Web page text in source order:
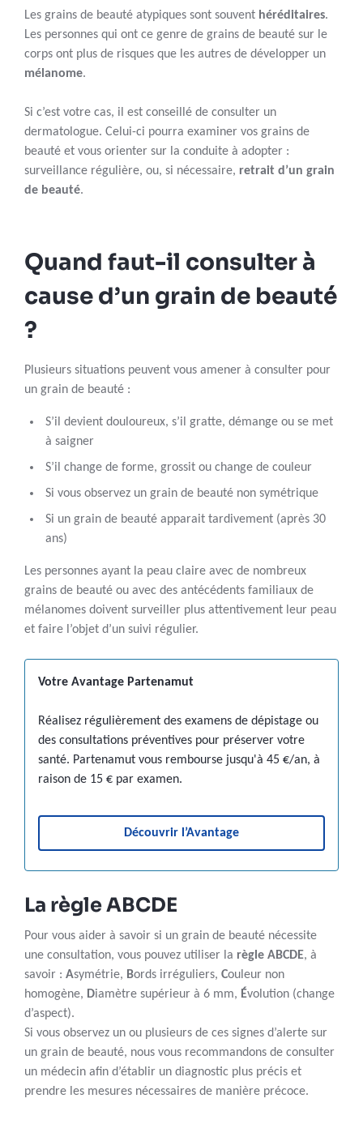
Les grains de beauté atypiques sont souvent héréditaires.
Les personnes qui ont ce genre de grains de beauté sur le
corps ont plus de risques que les autres de développer un
mélanome.
Si c’est votre cas, il est conseillé de consulter un
dermatologue. Celui-ci pourra examiner vos grains de
beauté et vous orienter sur la conduite à adopter :
surveillance régulière, ou, si nécessaire, retrait d’un grain
de beauté.
Quand faut-il consulter à
cause d’un grain de beauté
?
Plusieurs situations peuvent vous amener à consulter pour
un grain de beauté :
S’il devient douloureux, s’il gratte, démange ou se met
à saigner
S’il change de forme, grossit ou change de couleur
Si vous observez un grain de beauté non symétrique
Si un grain de beauté apparait tardivement (après 30
ans)
Les personnes ayant la peau claire avec de nombreux
grains de beauté ou avec des antécédents familiaux de
mélanomes doivent surveiller plus attentivement leur peau
et faire l’objet d’un suivi régulier.
Votre Avantage Partenamut
Réalisez régulièrement des examens de dépistage ou
des consultations préventives pour préserver votre
santé. Partenamut vous rembourse jusqu'à 45 €/an, à
raison de 15 € par examen.
Découvrir l’Avantage
La règle ABCDE
Pour vous aider à savoir si un grain de beauté nécessite
une consultation, vous pouvez utiliser la règle ABCDE, à
savoir : Asymétrie, Bords irréguliers, Couleur non
homogène, Diamètre supérieur à 6 mm, Évolution (change
d’aspect).
Si vous observez un ou plusieurs de ces signes d’alerte sur
un grain de beauté, nous vous recommandons de consulter
un médecin afin d’établir un diagnostic plus précis et
prendre les mesures nécessaires de manière précoce.